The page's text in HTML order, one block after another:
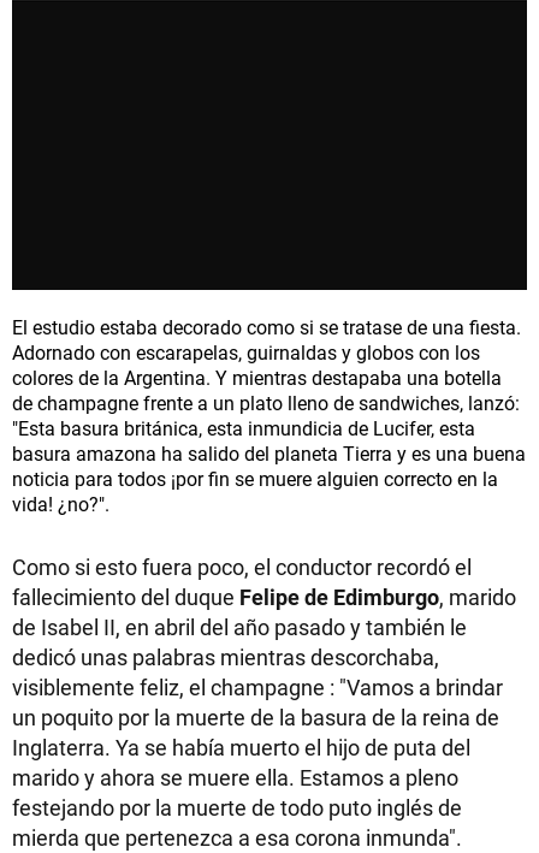
El estudio estaba decorado como si se tratase de una fiesta.
Adornado con escarapelas, guirnaldas y globos con los
colores de la Argentina. Y mientras destapaba una botella
de champagne frente a un plato lleno de sandwiches, lanzó:
"Esta basura británica, esta inmundicia de Lucifer, esta
basura amazona ha salido del planeta Tierra y es una buena
noticia para todos ¡por fin se muere alguien correcto en la
vida! ¿no?".
Como si esto fuera poco, el conductor recordó el
fallecimiento del duque Felipe de Edimburgo, marido
de Isabel II, en abril del año pasado y también le
dedicó unas palabras mientras descorchaba,
visiblemente feliz, el champagne : "Vamos a brindar
un poquito por la muerte de la basura de la reina de
Inglaterra. Ya se había muerto el hijo de puta del
marido y ahora se muere ella. Estamos a pleno
festejando por la muerte de todo puto inglés de
mierda que pertenezca a esa corona inmunda".